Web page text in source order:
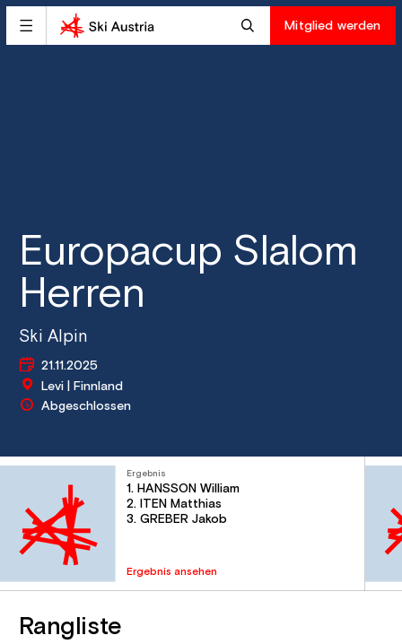
Mitglied werden
Europacup Slalom
Herren
Ski Alpin
21.11.2025
Levi | Finnland
Abgeschlossen
Ergebnis
1. HANSSON William
2. ITEN Matthias
3. GREBER Jakob
Ergebnis ansehen
Rangliste